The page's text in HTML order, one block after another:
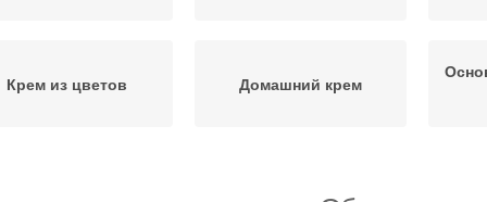
Крем из цветов Домашний крем